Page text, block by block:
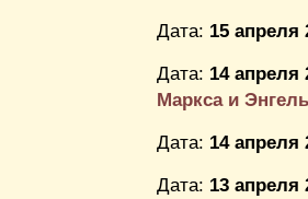
Дата: 15 апреля
Дата: 14 апреля
Маркса и
Дата: 14 апреля
Дата: 13 апреля